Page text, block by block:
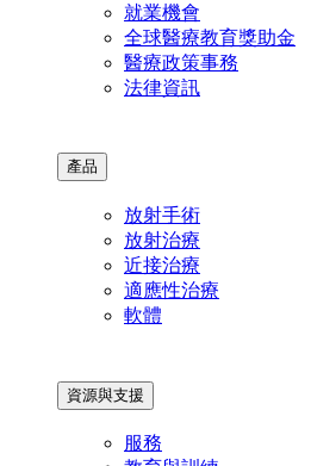
就業機會
全球醫療教育獎助金
醫療政策事務
法律資訊
產品
放射手術
放射治療
近接治療
適應性治療
軟體
資源與支援
服務